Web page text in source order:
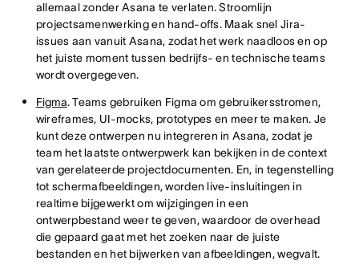
allemaal zonder Asana te verlaten. Stroomlijn
projectsamenwerking en hand-offs. Maak snel Jira-
issues aan vanuit Asana, zodat het werk naadloos en op
het juiste moment tussen bedrijfs- en technische teams
wordt overgegeven.
Figma. Teams gebruiken Figma om gebruikersstromen,
wireframes, UI-mocks, prototypes en meer te maken. Je
kunt deze ontwerpen nu integreren in Asana, zodat je
team het laatste ontwerpwerk kan bekijken in de context
van gerelateerde projectdocumenten. En, in tegenstelling
tot schermafbeeldingen, worden live-insluitingen in
realtime bijgewerkt om wijzigingen in een
ontwerpbestand weer te geven, waardoor de overhead
die gepaard gaat met het zoeken naar de juiste
bestanden en het bijwerken van afbeeldingen, wegvalt.